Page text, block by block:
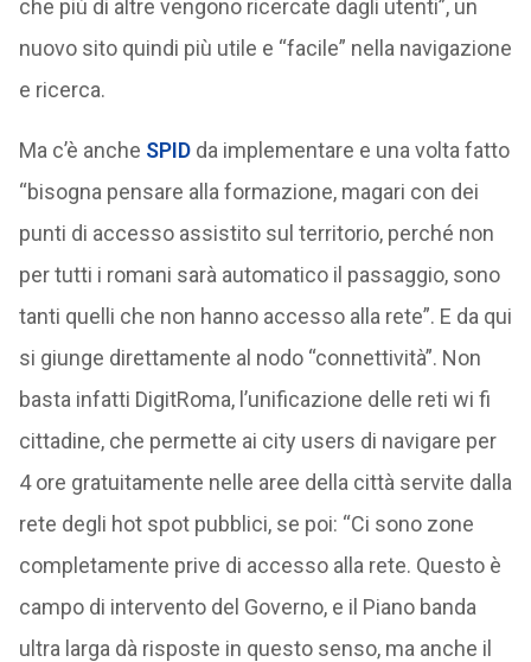
che più di altre vengono ricercate dagli utenti”, un
nuovo sito quindi più utile e “facile” nella navigazione
e ricerca.
Ma c’è anche SPIDda implementare e una volta fatto
“bisogna pensare alla formazione, magari con dei
punti di accesso assistito sul territorio, perché non
per tutti i romani sarà automatico il passaggio, sono
tanti quelli che non hanno accesso alla rete”. E da qui
si giunge direttamente al nodo “connettività”. Non
basta infatti DigitRoma, l’unificazione delle reti wi fi
cittadine, che permette ai city users di navigare per
4 ore gratuitamente nelle aree della città servite dalla
rete degli hot spot pubblici, se poi: “Ci sono zone
completamente prive di accesso alla rete. Questo è
campo di intervento del Governo, e il Piano banda
ultra larga dà risposte in questo senso, ma anche il